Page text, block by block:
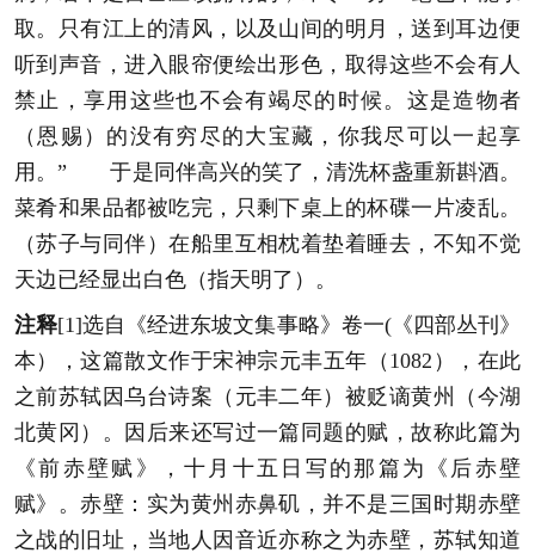
取。只有江上的清风，以及山间的明月，送到耳边便
听到声音，进入眼帘便绘出形色，取得这些不会有人
禁止，享用这些也不会有竭尽的时候。这是造物者
（恩赐）的没有穷尽的大宝藏，你我尽可以一起享
用。” 于是同伴高兴的笑了，清洗杯盏重新斟酒。
菜肴和果品都被吃完，只剩下桌上的杯碟一片凌乱。
（苏子与同伴）在船里互相枕着垫着睡去，不知不觉
天边已经显出白色（指天明了）。
注释[1]选自《经进东坡文集事略》卷一(《四部丛刊》
本），这篇散文作于宋神宗元丰五年（1082），在此
之前苏轼因乌台诗案（元丰二年）被贬谪黄州（今湖
北黄冈）。因后来还写过一篇同题的赋，故称此篇为
《前赤壁赋》，十月十五日写的那篇为《后赤壁
赋》。赤壁：实为黄州赤鼻矶，并不是三国时期赤壁
之战的旧址，当地人因音近亦称之为赤壁，苏轼知道